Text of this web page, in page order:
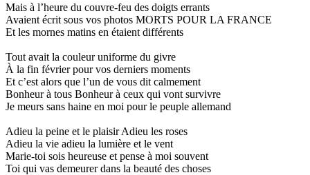
Mais à l’heure du couvre-feu des doigts errants
Avaient écrit sous vos photos MORTS POUR LA FRANCE
Et les mornes matins en étaient différents
Tout avait la couleur uniforme du givre
À la fin février pour vos derniers moments
Et c’est alors que l’un de vous dit calmement
Bonheur à tous Bonheur à ceux qui vont survivre
Je meurs sans haine en moi pour le peuple allemand
Adieu la peine et le plaisir Adieu les roses
Adieu la vie adieu la lumière et le vent
Marie-toi sois heureuse et pense à moi souvent
Toi qui vas demeurer dans la beauté des choses